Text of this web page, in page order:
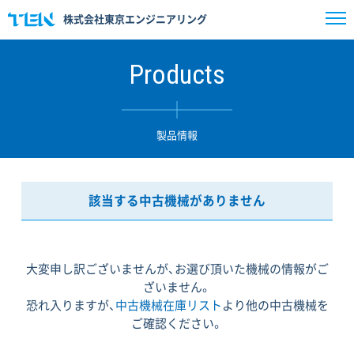
株式会社東京エンジニアリング
Products
製品情報
該当する中古機械がありません
大変申し訳ございませんが、お選び頂いた機械の情報がご
ざいません。
恐れ入りますが、中古機械在庫リストより他の中古機械を
ご確認ください。